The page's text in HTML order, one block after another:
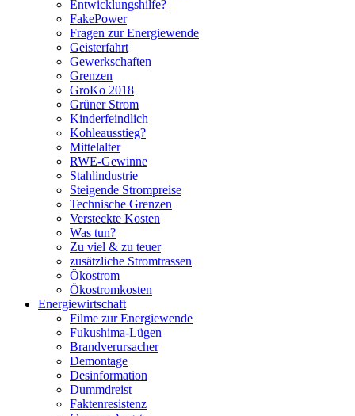
Entwicklungshilfe?
FakePower
Fragen zur Energiewende
Geisterfahrt
Gewerkschaften
Grenzen
GroKo 2018
Grüner Strom
Kinderfeindlich
Kohleausstieg?
Mittelalter
RWE-Gewinne
Stahlindustrie
Steigende Strompreise
Technische Grenzen
Versteckte Kosten
Was tun?
Zu viel & zu teuer
zusätzliche Stromtrassen
Ökostrom
Ökostromkosten
Energiewirtschaft
Filme zur Energiewende
Fukushima-Lügen
Brandverursacher
Demontage
Desinformation
Dummdreist
Faktenresistenz